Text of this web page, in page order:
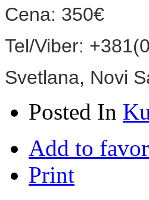
Cena: 350€
Tel/Viber: +381(0
Svetlana, Novi
Posted In
Add to
Print